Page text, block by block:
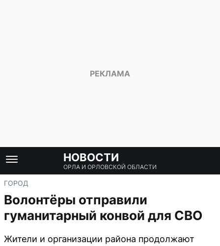
НОВОСТИ
ОРЛА И ОРЛОВСКОЙ ОБЛАСТИ
ГОРОД
Волонтёры отправили
гуманитарный конвой для СВО
Жители и организации района продолжают